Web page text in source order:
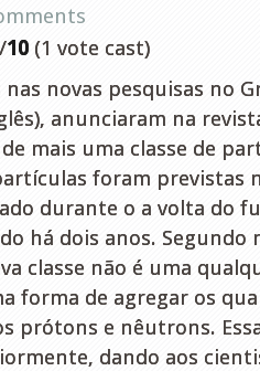
10 (1 vote cast)
novas pesquisas no
anunciaram na
mais uma classe de
foram previstas
durante o a volta do
há dois anos.
classe não é uma
forma de agregar os
prótons e nêutrons.
dando aos